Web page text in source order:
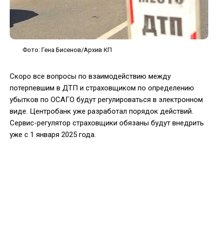
Фото: Гена Бисенов/Архив КП
Скоро все вопросы по взаимодействию между
потерпевшим в ДТП и страховщиком по определению
убытков по ОСАГО будут регулироваться в электронном
виде. Центробанк уже разработал порядок действий.
Сервис-регулятор страховщики обязаны будут внедрить
уже с 1 января 2025 года.